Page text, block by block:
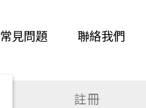
常見問題 聯絡我們
註冊